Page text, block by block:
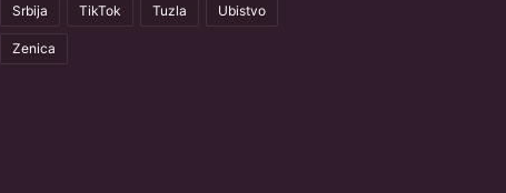
Srbija TikTok Tuzla Ubistvo
Zenica